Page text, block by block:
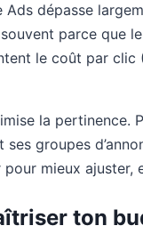
dépasse
souvent parce
le coût par
la
groupes
pour mieux
ton